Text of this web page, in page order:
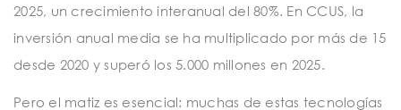
2025, un crecimiento interanual del 80%. En CCUS, la
inversión anual media se ha multiplicado por más de 15
desde 2020 y superó los 5.000 millones en 2025.
Pero el matiz es esencial: muchas de estas tecnologías